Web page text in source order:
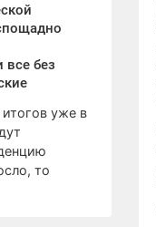
все без
уже в
то